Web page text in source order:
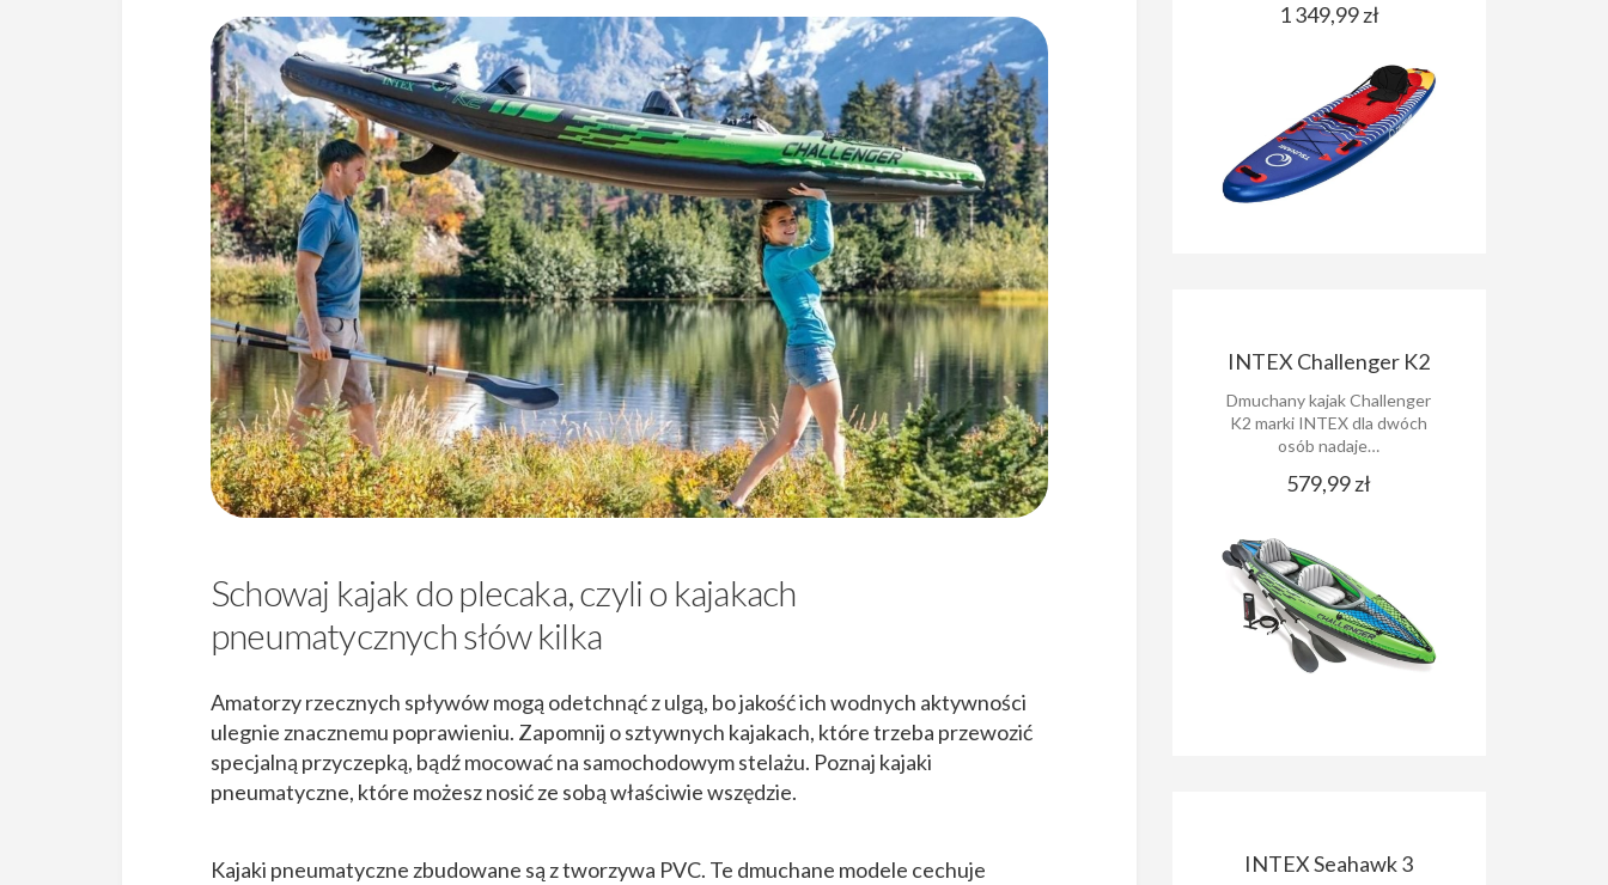
Schowaj kajak do plecaka, czyli o kajakach
pneumatycznych słów kilka
Amatorzy rzecznych spływów mogą odetchnąć z ulgą, bo jakość ich wodnych aktywności
ulegnie znacznemu poprawieniu. Zapomnij o sztywnych kajakach, które trzeba przewozić
specjalną przyczepką, bądź mocować na samochodowym stelażu. Poznaj kajaki
pneumatyczne, które możesz nosić ze sobą właściwie wszędzie.
Kajaki pneumatyczne zbudowane są z tworzywa PVC. Te dmuchane modele cechuje
1 349,99 zł
INTEX Challenger K2
Dmuchany kajak Challenger
K2 marki INTEX dla dwóch
osób nadaje…
579,99 zł
INTEX Seahawk 3